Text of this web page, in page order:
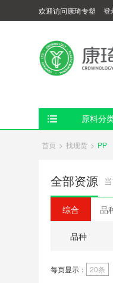
欢迎访问康琦专塑 登
原料分
首页 > 找现货 > PP
全部资源
综合 品
品种
每页显示： 20条